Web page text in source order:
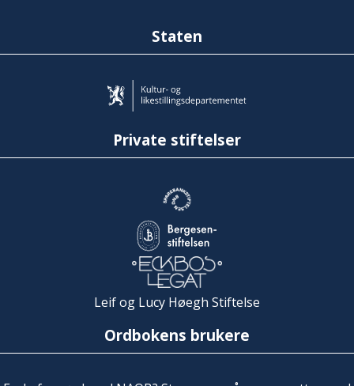
Staten
Private stiftelser
Leif og Lucy Høegh Stiftelse
Ordbokens brukere